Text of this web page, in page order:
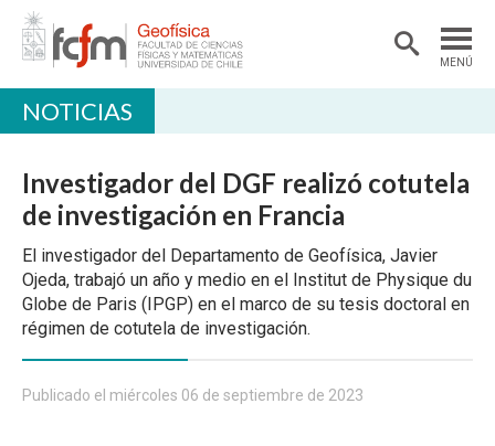
MENÚ
DOCENCIA
INVESTIGACIÓN
EXTENSIÓN
BIBLIOTECA
NOTICIAS
Investigador del DGF realizó cotutela
de investigación en Francia
El investigador del Departamento de Geofísica, Javier
Ojeda, trabajó un año y medio en el Institut de Physique du
Globe de Paris (IPGP) en el marco de su tesis doctoral en
régimen de cotutela de investigación.
Publicado el miércoles 06 de septiembre de 2023